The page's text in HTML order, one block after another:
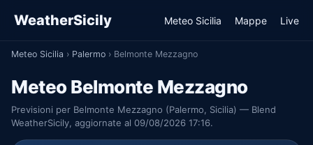
WeatherSicily Meteo Sicilia Mappe Live
Meteo Sicilia › Palermo › Belmonte Mezzagno
Meteo Belmonte Mezzagno
Previsioni per Belmonte Mezzagno (Palermo, Sicilia) — Blend
WeatherSicily, aggiornate al 09/08/2026 17:16.